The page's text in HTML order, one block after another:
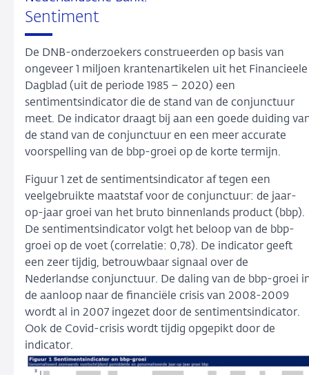
Sentiment
De DNB-onderzoekers construeerden op basis van
ongeveer 1 miljoen krantenartikelen uit het Financieele
Dagblad (uit de periode 1985 – 2020) een
sentimentsindicator die de stand van de conjunctuur
meet. De indicator draagt bij aan een goede duiding
de stand van de conjunctuur en een meer accurate
voorspelling van de bbp-groei op de korte termijn.
Figuur 1 zet de sentimentsindicator af tegen een
veelgebruikte maatstaf voor de conjunctuur: de jaar-
op-jaar groei van het bruto binnenlands product (bbp).
De sentimentsindicator volgt het beloop van de bbp-
groei op de voet (correlatie: 0,78). De indicator geeft
een zeer tijdig, betrouwbaar signaal over de
Nederlandse conjunctuur. De daling van de bbp-groei
de aanloop naar de financiële crisis van 2008-2009
wordt al in 2007 ingezet door de sentimentsindicator.
Ook de Covid-crisis wordt tijdig opgepikt door de
indicator.